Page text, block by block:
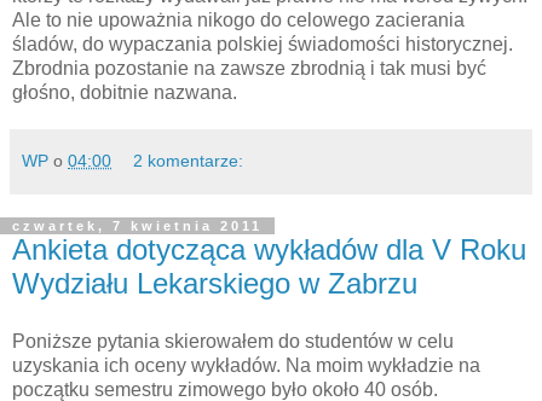
Ale to nie upoważnia nikogo do celowego zacierania
śladów, do wypaczania polskiej świadomości historycznej.
Zbrodnia pozostanie na zawsze zbrodnią i tak musi być
głośno, dobitnie nazwana.
WP o 04:00 2 komentarze:
czwartek, 7 kwietnia 2011
Ankieta dotycząca wykładów dla V Roku
Wydziału Lekarskiego w Zabrzu
Poniższe pytania skierowałem do studentów w celu
uzyskania ich oceny wykładów. Na moim wykładzie na
początku semestru zimowego było około 40 osób.